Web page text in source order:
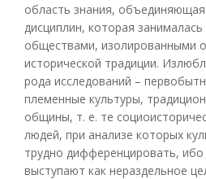
область знания,
дисциплин, которая
обществами, изолированными
исторической традиции.
рода исследований –
племенные культуры,
общины, т. е. те
людей, при анализе которых
трудно дифференцировать,
выступают как нераздельное